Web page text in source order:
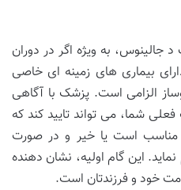
به ویژه اگر در دوران
بیماری های زمینه ای خاصی
الزامی است. پزشک با آگاهی
شما، می تواند تایید کند که
است یا خیر و در صورت
این گام اولیه، نشان دهنده
خود و فرزندتان است.